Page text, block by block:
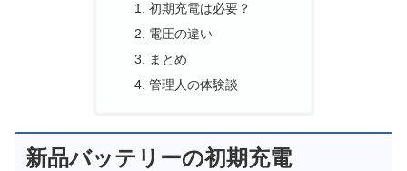
初期充電は必要？
電圧の違い
まとめ
管理人の体験談
新品バッテリーの初期充電